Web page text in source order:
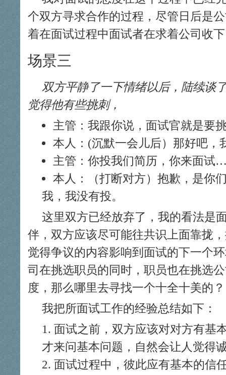
个双方寻求合作的过程，尽管日后是
着在面试过程中面试者在求着公司收
场景三
双方平静了一下情绪以后，陆续谈
觉得他有些挑刺，
主管：我跟你说，面试官就是要
本人：(沉默一会儿后）那好吧，
主管：你投我们简历，你来面试
本人：（打断对方）抱歉，是你
我，我没有投。
这里双方已经放弃了，我的看法是
伴，双方应该尽可能往共识上面靠拢
觉得争议的内容影响到面试的下一个
司在挑选职员的同时，职员也在挑选
度，那么哪里去寻找一个十全十美的？
我把所面试工作的经验总结如下：
面试之前，双方应该对对方有基
才来问基本问题，自然会让人觉得
面试过程中，彼此应有基本的信